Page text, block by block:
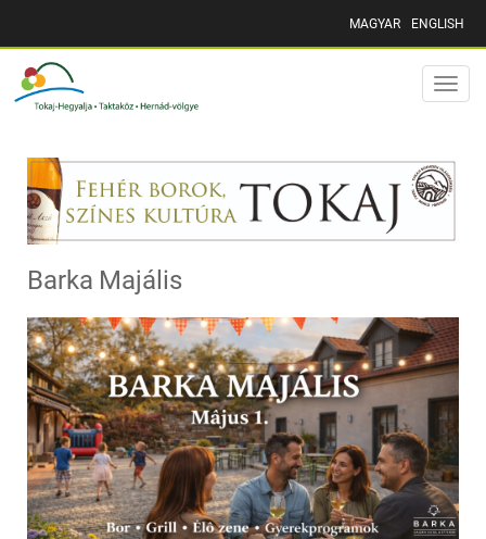
MAGYAR ENGLISH
Toggle
Barka Majális